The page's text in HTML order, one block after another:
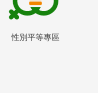
性別平等專區